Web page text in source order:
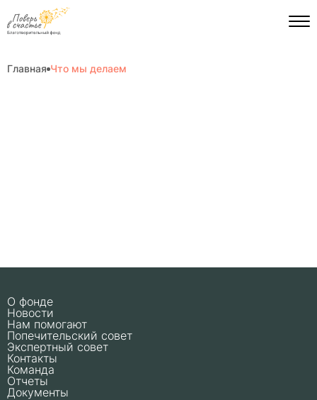
Главная Что мы делаем
О фонде
Новости
Нам помогают
Попечительский совет
Экспертный совет
Контакты
Команда
Отчеты
Документы